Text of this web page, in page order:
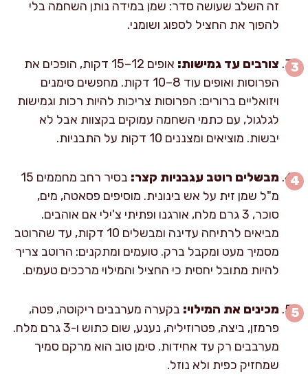
זה השלב שעושה סדר: שמן במידה נותן השחמה בלי
להפוך את החציל לספוג ושומני.
צורבים עד גמישות:
אופים 12–15 דקות, הופכים את
הפרוסות ואופים עוד 8–10 דקות. מחפשים סימנים
ויזואליים ברורים: הפרוסות צריכות להיות רכות וגמישות
לגלגול, עם כתמי השחמה עמוקים בקצוות אבל לא
יבשות. מוציאים ומצננים 10 דקות על התבניות.
מבשלים רוטב עגבניות קצר:
בסיר רחב מחממים 15
מ"ל שמן זית על אש בינונית. מוסיפים פסאטה, מים,
סוכר, 3 גרם מלח, אורגנו ופתיתי צ'ילי אם אוהבים.
מביאים לרתיחה עדינה ומבשלים 10 דקות, עד שהרוטב
מסמיך מעט ומקבל ברק. טועמים ומתקנים: הרוטב צריך
להיות מתובל יחסית כי החציל והמילוי מרככים טעמים.
מכינים את המילוי: בקערה מערבבים ריקוטה, פטה,
פרמזן, ביצה, פטרוזיליה, נענע, שום כתוש ו-3 גרם מלח.
מערבבים רק עד אחידות. סימן טוב הוא מרקם סמיך
שמחזיק כפית ולא נוזל.